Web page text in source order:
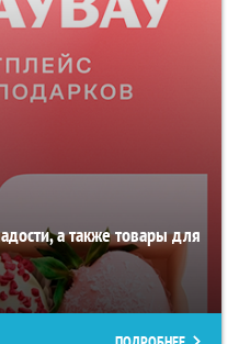
а также товары для